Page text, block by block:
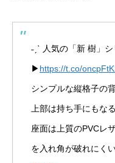
˗ˏˋ 人気の「新 樹」
▶ https://t.co/
シンプルな縦格子の
上部は持ち手にもな
座面は上質のPVCレ
を入れ角が破れにく